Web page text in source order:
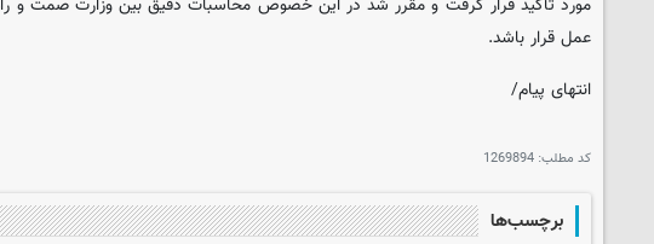
عمل قرار باشد.
انتهای پیام/
کد مطلب: 1269894
برچسب‌ها